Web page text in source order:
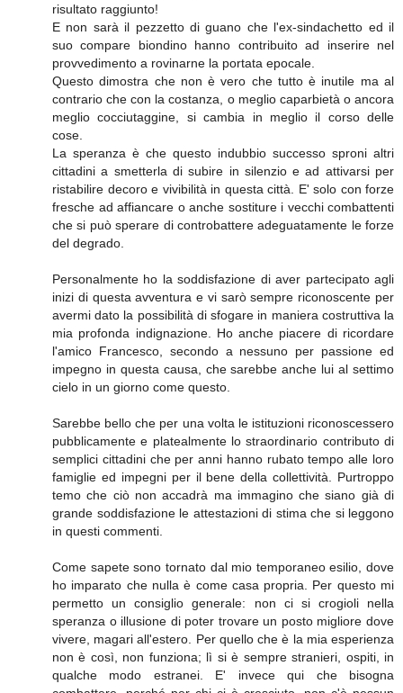
risultato raggiunto!
E non sarà il pezzetto di guano che l'ex-sindachetto ed il
suo compare biondino hanno contribuito ad inserire nel
provvedimento a rovinarne la portata epocale.
Questo dimostra che non è vero che tutto è inutile ma al
contrario che con la costanza, o meglio caparbietà o ancora
meglio cocciutaggine, si cambia in meglio il corso delle
cose.
La speranza è che questo indubbio successo sproni altri
cittadini a smetterla di subire in silenzio e ad attivarsi per
ristabilire decoro e vivibilità in questa città. E' solo con forze
fresche ad affiancare o anche sostiture i vecchi combattenti
che si può sperare di controbattere adeguatamente le forze
del degrado.
Personalmente ho la soddisfazione di aver partecipato agli
inizi di questa avventura e vi sarò sempre riconoscente per
avermi dato la possibilità di sfogare in maniera costruttiva la
mia profonda indignazione. Ho anche piacere di ricordare
l'amico Francesco, secondo a nessuno per passione ed
impegno in questa causa, che sarebbe anche lui al settimo
cielo in un giorno come questo.
Sarebbe bello che per una volta le istituzioni riconoscessero
pubblicamente e platealmente lo straordinario contributo di
semplici cittadini che per anni hanno rubato tempo alle loro
famiglie ed impegni per il bene della collettività. Purtroppo
temo che ciò non accadrà ma immagino che siano già di
grande soddisfazione le attestazioni di stima che si leggono
in questi commenti.
Come sapete sono tornato dal mio temporaneo esilio, dove
ho imparato che nulla è come casa propria. Per questo mi
permetto un consiglio generale: non ci si crogioli nella
speranza o illusione di poter trovare un posto migliore dove
vivere, magari all'estero. Per quello che è la mia esperienza
non è così, non funziona; lì si è sempre stranieri, ospiti, in
qualche modo estranei. E' invece qui che bisogna